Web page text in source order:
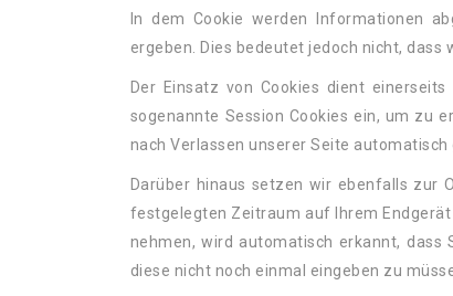
In dem Cookie werden Informationen
ergeben. Dies bedeutet jedoch nicht,
Der Einsatz von Cookies dient
sogenannte Session Cookies ein, um zu
nach Verlassen unserer Seite automatisch
Darüber hinaus setzen wir ebenfalls zur
festgelegten Zeitraum auf Ihrem
nehmen, wird automatisch erkannt, dass
diese nicht noch einmal eingeben zu